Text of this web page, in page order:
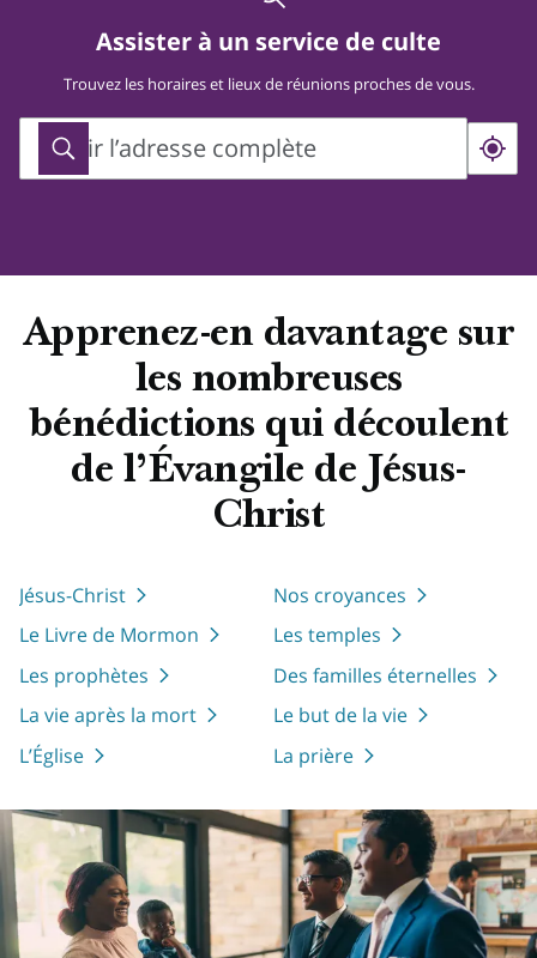
Assister à un service de culte
Trouvez les horaires et lieux de réunions proches de vous.
Saisir l’adresse complète
Apprenez-en davantage sur
les nombreuses
bénédictions qui découlent
de l’Évangile de Jésus-
Christ
Jésus-Christ
Nos croyances
Le Livre de Mormon
Les temples
Les prophètes
Des familles éternelles
La vie après la mort
Le but de la vie
L’Église
La prière